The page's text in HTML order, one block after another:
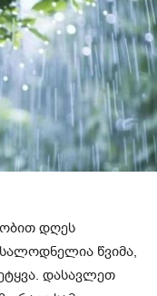
დღეს
წვიმა,
დასავლეთ